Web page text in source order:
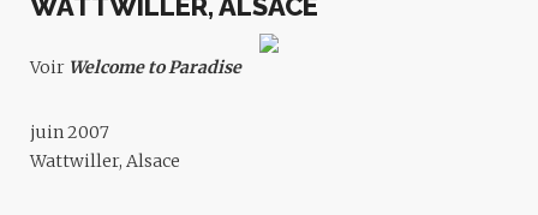
Voir Welcome to Paradise
juin 2007
Wattwiller, Alsace